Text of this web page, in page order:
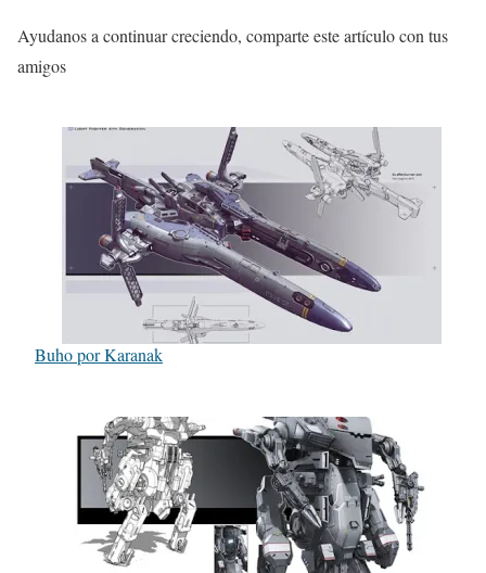
Ayudanos a continuar creciendo, comparte este artículo con tus
amigos
Buho por Karanak